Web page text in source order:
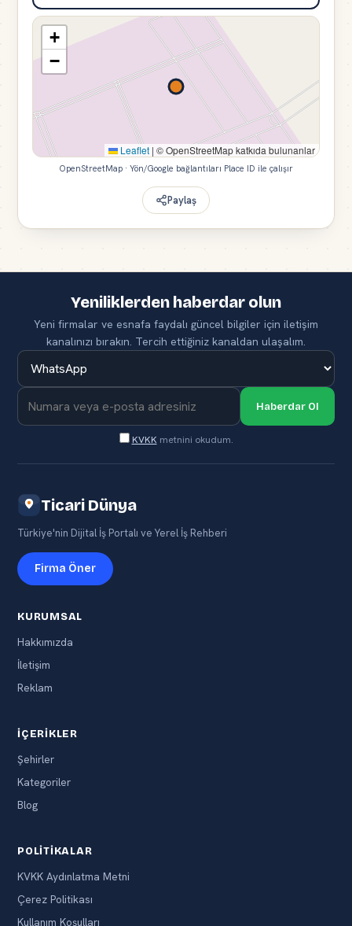
+
−
Leaflet | © OpenStreetMap katkıda bulunanlar
OpenStreetMap · Yön/Google bağlantıları Place ID ile çalışır
Paylaş
Yeniliklerden haberdar olun
Yeni firmalar ve esnafa faydalı güncel bilgiler için iletişim
kanalınızı bırakın. Tercih ettiğiniz kanaldan ulaşalım.
Haberdar Ol
KVKK metnini okudum.
Ticari Dünya
Türkiye'nin Dijital İş Portalı ve Yerel İş Rehberi
Firma Öner
KURUMSAL
Hakkımızda
İletişim
Reklam
İÇERIKLER
Şehirler
Kategoriler
Blog
POLITIKALAR
KVKK Aydınlatma Metni
Çerez Politikası
Kullanım Koşulları